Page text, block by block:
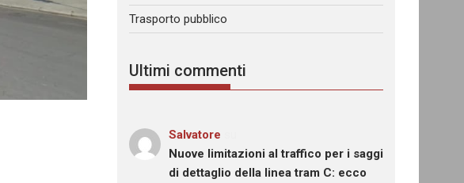
Trasporto pubblico
Ultimi commenti
Salvatore
Nuove limitazioni al traffico per i saggi
di dettaglio della linea tram C: ecco